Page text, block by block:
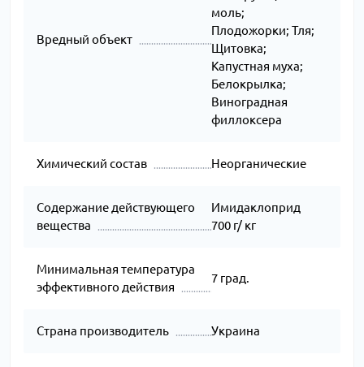
Вредный объект
моль;
Плодожорки; Тля;
Щитовка;
Капустная муха;
Белокрылка;
Виноградная
филлоксера
Химический состав Неорганические
Содержание действующего
вещества
Имидаклоприд
700 г/ кг
Минимальная температура
эффективного действия
7 град.
Страна производитель Украина